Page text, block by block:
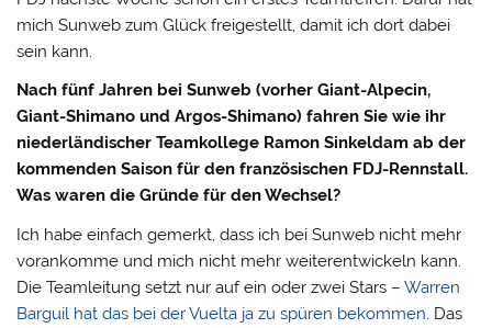
mich Sunweb zum Glück freigestellt, damit ich dort dabei
sein kann.
Nach fünf Jahren bei Sunweb (vorher Giant-Alpecin,
Giant-Shimano und Argos-Shimano) fahren Sie wie ihr
niederländischer Teamkollege Ramon Sinkeldam ab der
kommenden Saison für den französischen FDJ-Rennstall.
Was waren die Gründe für den Wechsel?
Ich habe einfach gemerkt, dass ich bei Sunweb nicht mehr
vorankomme und mich nicht mehr weiterentwickeln kann.
Die Teamleitung setzt nur auf ein oder zwei Stars –Warren
Barguil hat das bei der Vuelta ja zu spüren bekommen. Das